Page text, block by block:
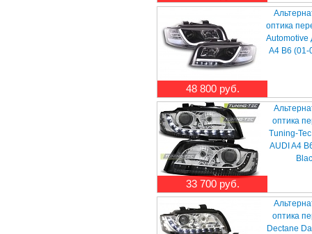
48 800 руб.
оптика
Automotive
A4 B6 (01-
33 700 руб.
оптика
Tuning-
AUDI A4
оптика
Dectane